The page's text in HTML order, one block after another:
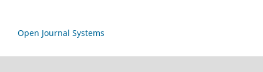
Open Journal Systems